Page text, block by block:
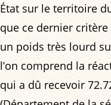
État sur le territoire
que ce dernier
un poids très lourd
l’on comprend la
qui a dû recevoir